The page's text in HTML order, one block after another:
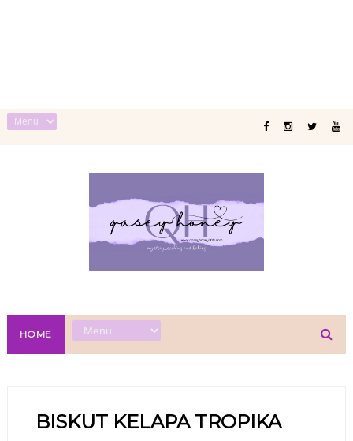
HOME
BISKUT KELAPA TROPIKA